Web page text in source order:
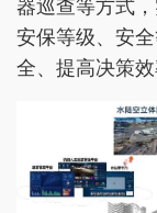
器巡查等方式
安保等级、安
全、提高决策效